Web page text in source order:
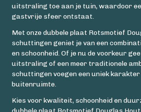
uitstraling toe aan je tuin, waardoor
gastvrije sfeer ontstaat.
Met onze dubbele plaat Rotsmotief
schuttingen geniet je van een
en schoonheid. Of je nu de voorkeur
uitstraling of een meer traditionele
schuttingen voegen een uniek
buitenruimte.
Kies voor kwaliteit, schoonheid en